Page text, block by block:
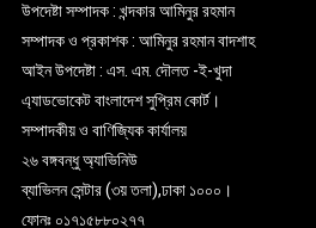
উপদেষ্টা সম্পাদক : খন্দকার আমিনুর রহমান
সম্পাদক ও প্রকাশক : আমিনুর রহমান বাদশাহ
আইন উপদেষ্টা : এস. এম. দৌলত -ই-খুদা
এ্যাডভোকেট বাংলাদেশ সুপ্রিম কোর্ট।
সম্পাদকীয় ও বাণিজ্যিক কার্যালয়
২৬ বঙ্গবন্ধু অ্যাভিনিউ
ব্যাভিলন সেন্টার (৩য় তলা),ঢাকা ১০০০।
ফোনঃ ০১৭১৫৮৮০২৭৭